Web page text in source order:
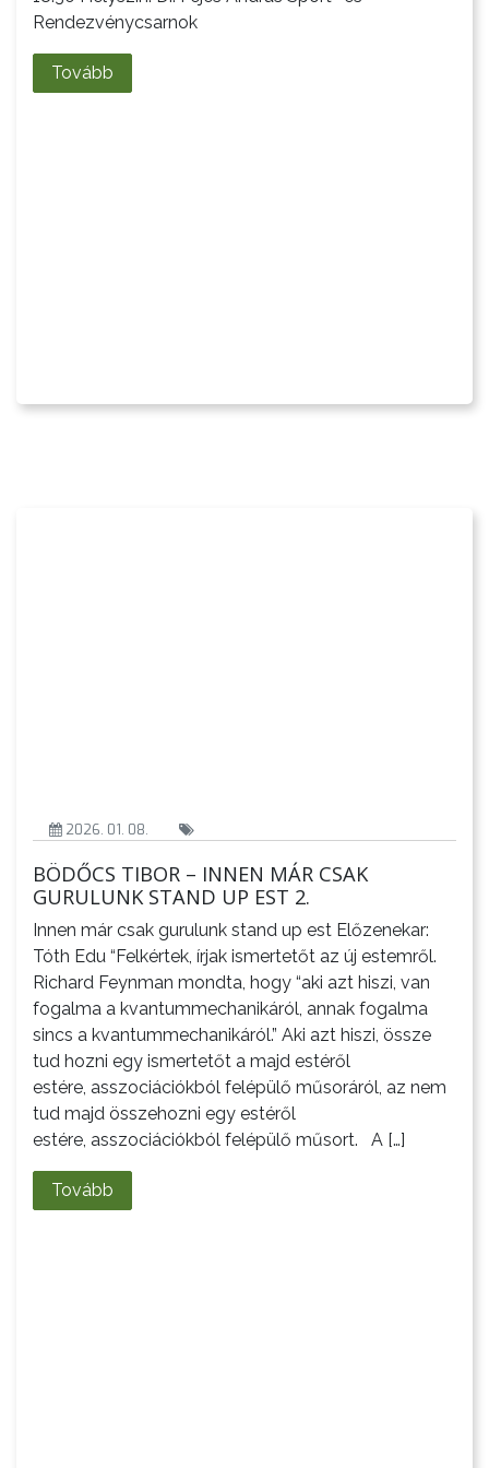
A
TÁJÉKOZTATÓK
Rendezvénycsarnok
Tovább
2026. 01. 08.
BÖDŐCS TIBOR – INNEN MÁR CSAK
GURULUNK STAND UP EST 2.
Innen már csak gurulunk stand up est Előzenekar:
Tóth Edu “Felkértek, írjak ismertetőt az új estemről.
Richard Feynman mondta, hogy “aki azt hiszi, van
fogalma a kvantummechanikáról, annak fogalma
sincs a kvantummechanikáról.” Aki azt hiszi, össze
tud hozni egy ismertetőt a majd estéről
estére, asszociációkból felépülő műsoráról, az nem
tud majd összehozni egy estéről
estére, asszociációkból felépülő műsort. A […]
Tovább